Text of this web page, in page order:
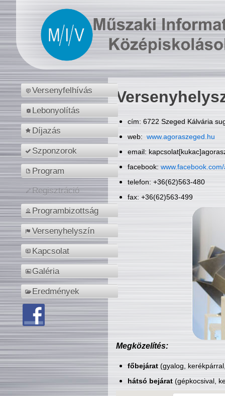
Versenyfelhívás
Lebonyolítás
Díjazás
Szponzorok
Program
Regisztráció
Programbizottság
Versenyhelyszín
Kapcsolat
Galéria
Eredmények
cím: 6722 Szeged Kálvária
web: www.agoraszeged.hu
email:
facebook:
telefon: +36(62)563-480
fax: +36(62)563-499
Megközelítés:
főbejárat(gyalog,
hátsó bejárat(gépkocsival,